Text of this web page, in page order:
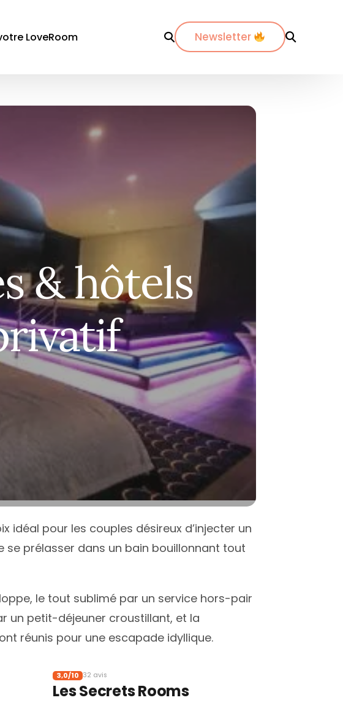
Bordeaux
Metz
Nantes
Nice
Perpignan
Toulouse
Tours
Valenciennes
Toutes les villes
Alpes-Maritimes
Charente-Maritime
Gard
Haute-Garonne
Haute-Savoie
Hérault
Jura
Loire-Atlantique
Pyrénées-Orientales
La Rochelle
Lyon
Nantes
Nice
Montpellier
Toulouse
LoveRoom Newsletter
& hôtels
idéal pour les couples désireux d’injecter un
se prélasser dans un bain bouillonnant tout
le tout sublimé par un service hors-pair
un petit-déjeuner croustillant, et la
réunis pour une escapade idyllique.
3,0/10 32 avis
Les Secrets Rooms